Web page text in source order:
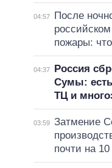
04:57
После
пожары:
04:37
Россия
Сумы:
ТЦ и
03:59 Затмение
почти на 10